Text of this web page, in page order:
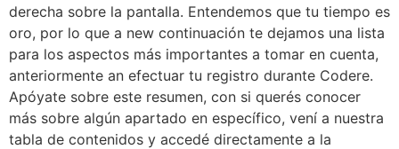
derecha sobre la pantalla. Entendemos que tu tiempo es
oro, por lo que a new continuación te dejamos una lista
para los aspectos más importantes a tomar en cuenta,
anteriormente an efectuar tu registro durante Codere.
Apóyate sobre este resumen, con si querés conocer
más sobre algún apartado en específico, vení a nuestra
tabla de contenidos y accedé directamente a la